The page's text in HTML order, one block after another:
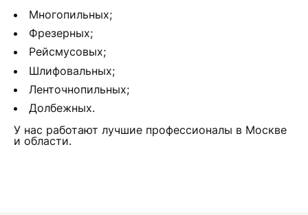
Многопильных;
Фрезерных;
Рейсмусовых;
Шлифовальных;
Ленточнопильных;
Долбежных.
У нас работают лучшие профессионалы в Москве
и области.